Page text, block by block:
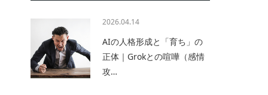
2026.04.14
AIの人格形成と「育ち」の
正体｜Grokとの喧嘩（感情
攻…